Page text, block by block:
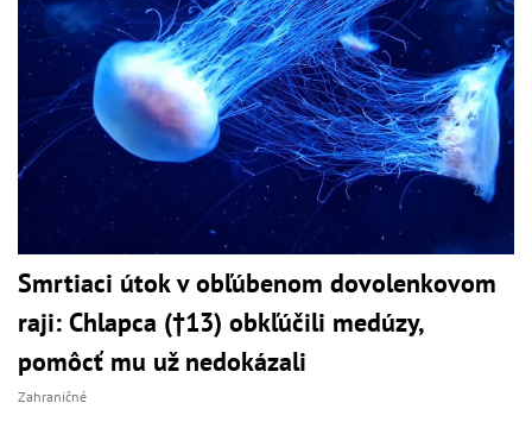
Smrtiaci útok v obľúbenom dovolenkovom
raji: Chlapca (†13) obkľúčili medúzy,
pomôcť mu už nedokázali
Zahraničné